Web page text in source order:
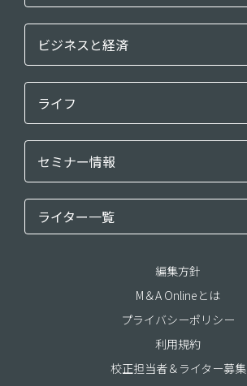
ビジネスと経済
ライフ
セミナー情報
ライター一覧
編集方針
M＆A Onlineとは
プライバシーポリシー
利用規約
校正担当者＆ライター募集